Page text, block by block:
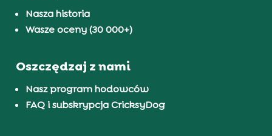
Nasza historia
Wasze oceny (30 000+)
Oszczędzaj z nami
Nasz program hodowców
FAQ i subskrypcja CricksyDog